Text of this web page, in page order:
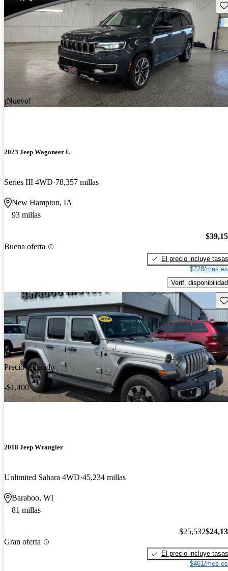
¡Nuevo!
2023 Jeep Wagoneer L
Series III 4WD 78,357 millas
New Hampton, IA
93 millas
Buena oferta
El precio incluye tasas
$728/mes
Verif. disponibilidad
Precio reducido
-$1,400
2018 Jeep Wrangler
Unlimited Sahara 4WD 45,234 millas
Baraboo, WI
81 millas
Gran oferta
$25,532
El precio incluye tasas
$461/mes